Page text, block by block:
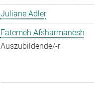
Juliane Adler
Fatemeh Afsharmanesh
Auszubildende/-r